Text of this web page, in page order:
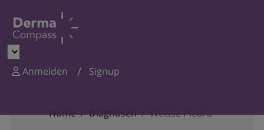
Anmelden Signup
Home Diagnosen Weisse Piedra